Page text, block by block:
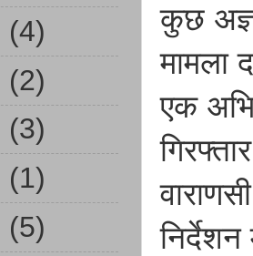
कुछ
मामला
एक
(4)
(2)
(3)
(1)
(5)